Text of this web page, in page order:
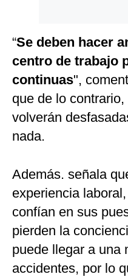
“Se deben hacer
centro de trabajo
continuas",
que de lo
volverán
nada.
Además. señala
experiencia
confían en sus
pierden la
puede llegar a una
accidentes, por lo